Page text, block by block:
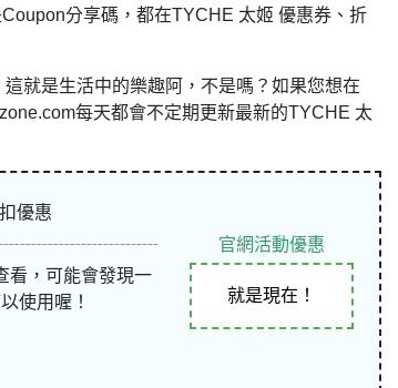
分享碼，都在TYCHE 太姬 優惠券、折
就是生活中的樂趣阿，不是嗎？如果您想在
每天都會不定期更新最新的TYCHE 太
優惠
看，可能會發現一
使用喔！
官網活動優惠
就是現在！